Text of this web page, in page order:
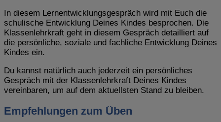
In diesem Lernentwicklungsgespräch wird mit Euch die
schulische Entwicklung Deines Kindes besprochen. Die
Klassenlehrkraft geht in diesem Gespräch detailliert auf
die persönliche, soziale und fachliche Entwicklung Deines
Kindes ein.
Du kannst natürlich auch jederzeit ein persönliches
Gespräch mit der Klassenlehrkraft Deines Kindes
vereinbaren, um auf dem aktuellsten Stand zu bleiben.
Empfehlungen zum Üben